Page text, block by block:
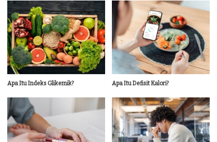
Apa Itu Indeks Glikemik? Apa Itu Defisit Kalori?